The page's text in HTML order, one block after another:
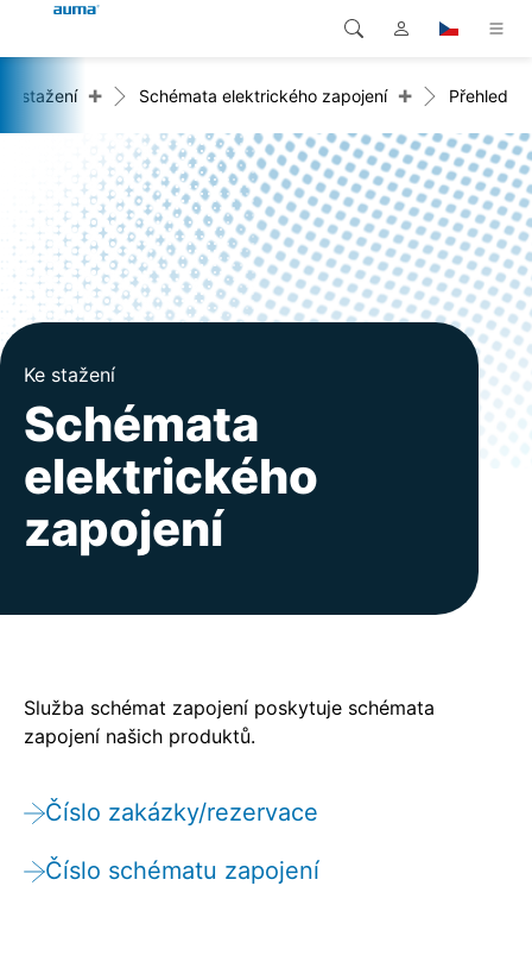
Produkty
Řešení
Ke stažení
Servis
Kontakt
Global
Evropa
Asie a Pacifik
Severní Amerika
Vyhledávání
stažení + Schémata elektrického zapojení + Přehled
Ke stažení
Schémata
elektrického
zapojení
Služba schémat zapojení poskytuje schémata
zapojení našich produktů.
Číslo zakázky/rezervace
Číslo schématu zapojení